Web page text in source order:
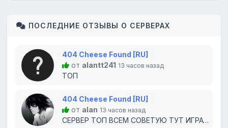
ПОСЛЕДНИЕ ОТЗЫВЫ О СЕРВЕРАХ
404 Cheese Found [RU]
от alantt241 13 часов назад
ТОП
404 Cheese Found [RU]
от alan 13 часов назад
СЕРВЕР ТОП ВСЕМ СОВЕТУЮ ТУТ ИГРАТЬ